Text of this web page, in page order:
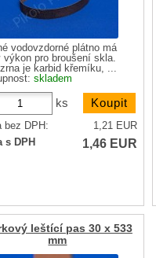
vodovzdorné plátno má
výkon pro broušení skla.
zrna je karbid křemíku, ...
skladem
ks
bez DPH: 1,21 EUR
s DPH
1,46 EUR
leštící pas 30 x 533
mm